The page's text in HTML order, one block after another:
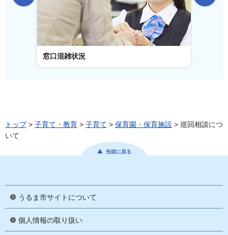
窓口混雑状況
トップ> 子育て・教育 > 子育て > 保育園・保育施設 > 巡回相談につ
いて
先頭に戻る
うるま市サイトについて
個人情報の取り扱い